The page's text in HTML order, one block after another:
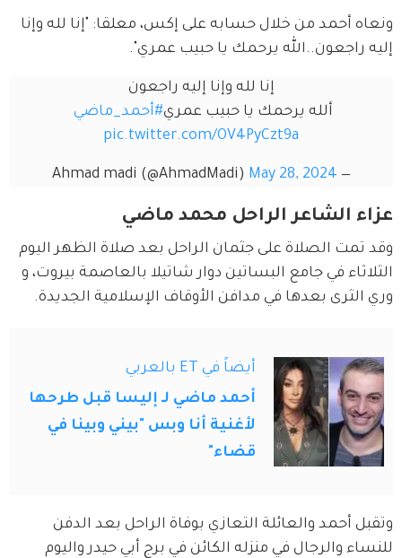
ونعاه أحمد من خلال حسابه على إكس، معلقا: "إنا لله وإنا
إليه راجعون..الله يرحمك يا حبيب عمري".
إنا لله وإنا إليه راجعون
ألله يرحمك يا حبيب عمري#أحمد_ماضي
pic.twitter.com/OV4PyCzt9a
— Ahmad madi (@AhmadMadi)
May 28, 2024
عزاء الشاعر الراحل محمد ماضي
وقد تمت الصلاة على جثمان الراحل بعد صلاة الظهر اليوم
الثلاثاء في جامع البساتين دوار شاتيلا بالعاصمة بيروت، و
وري الثرى بعدها في مدافن الأوقاف الإسلامية الجديدة.
أيضاً في ET بالعربي
أحمد ماضي لـ إليسا قبل طرحها
لأغنية أنا وبس "بيني وبينا في
قضاء"
وتقبل أحمد والعائلة التعازي بوفاة الراحل بعد الدفن
للنساء والرجال في منزله الكائن في برج أبي حيدر واليوم